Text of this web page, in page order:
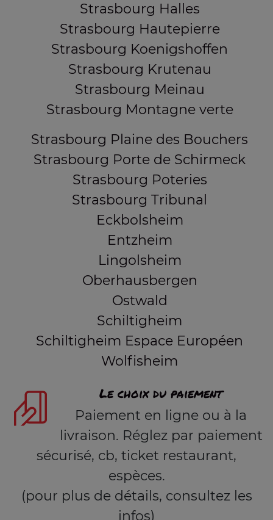
Strasbourg Halles
Strasbourg Hautepierre
Strasbourg Koenigshoffen
Strasbourg Krutenau
Strasbourg Meinau
Strasbourg Montagne verte
Strasbourg Plaine des Bouchers
Strasbourg Porte de Schirmeck
Strasbourg Poteries
Strasbourg Tribunal
Eckbolsheim
Entzheim
Lingolsheim
Oberhausbergen
Ostwald
Schiltigheim
Schiltigheim Espace Européen
Wolfisheim
Le choix du paiement
Paiement en ligne ou à la
livraison. Réglez par paiement
sécurisé, cb, ticket restaurant,
espèces.
(pour plus de détails, consultez les
infos)